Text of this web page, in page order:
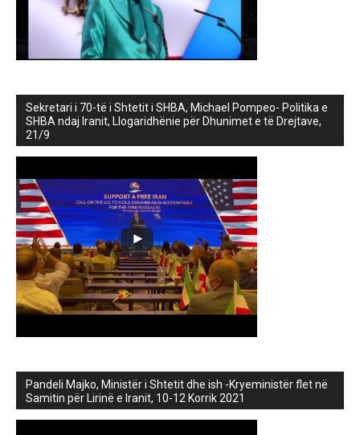
Sekretari i 70-të i Shtetit i SHBA, Michael Pompeo- Politika e
SHBA ndaj Iranit, Llogaridhënie për Dhunimet e të Drejtave,
21/9
Pandeli Majko, Ministër i Shtetit dhe ish -Kryeministër flet në
Samitin për Lirinë e Iranit, 10-12 Korrik 2021